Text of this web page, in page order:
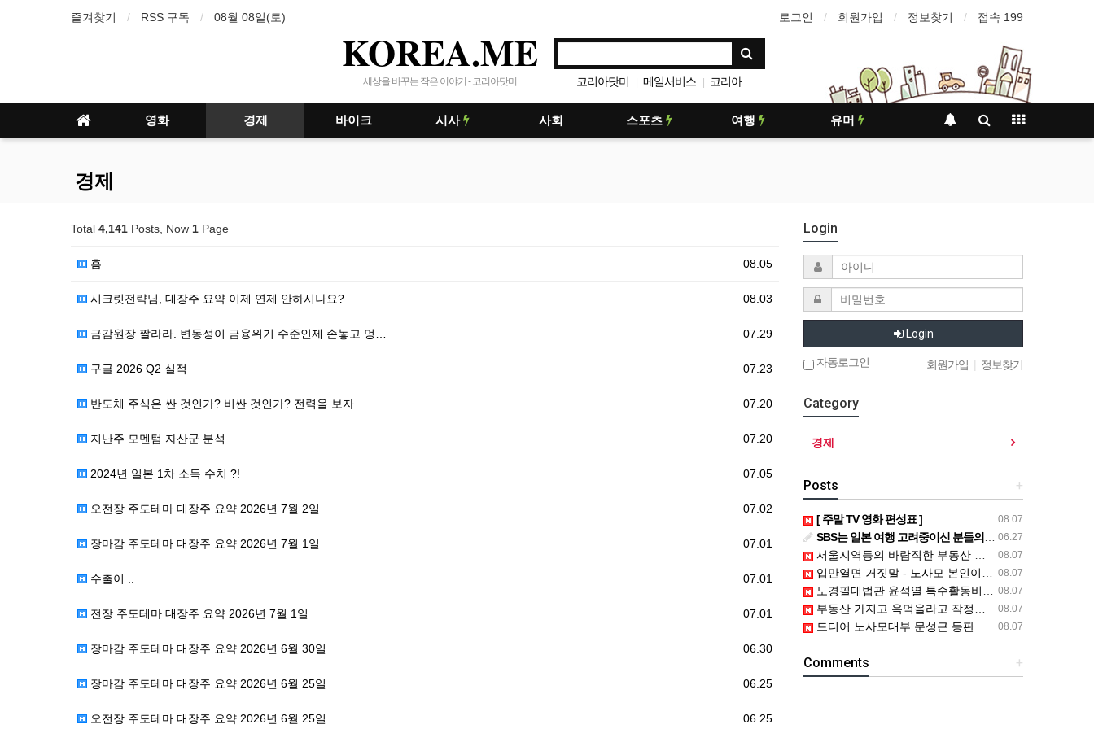
즐겨찾기 RSS 구독 08월 08일(토) 로그인 회원가입 정보찾기 접속 199
KOREA.ME
세상을 바꾸는 작은 이야기 - 코리아닷미 코리아닷미 | 메일서비스 | 코리아
영화 경제 바이크 시사 사회 스포츠 여행 유머
경제
Total 4,141 Posts, Now 1 Page
08.05
흠
08.03
시크릿전략님, 대장주 요약 이제 연제 안하시나요?
07.29
금감원장 짤라라. 변동성이 금융위기 수준인제 손놓고 멍…
07.23
구글 2026 Q2 실적
07.20
반도체 주식은 싼 것인가? 비싼 것인가? 전력을 보자
07.20
지난주 모멘텀 자산군 분석
07.05
2024년 일본 1차 소득 수치 ?!
07.02
오전장 주도테마 대장주 요약 2026년 7월 2일
07.01
장마감 주도테마 대장주 요약 2026년 7월 1일
07.01
수출이 ..
07.01
전장 주도테마 대장주 요약 2026년 7월 1일
06.30
장마감 주도테마 대장주 요약 2026년 6월 30일
06.25
장마감 주도테마 대장주 요약 2026년 6월 25일
06.25
오전장 주도테마 대장주 요약 2026년 6월 25일
Login
Login
자동로그인 회원가입 | 정보찾기
Category
경제
+
Posts
08.07
[ 주말 TV 영화 편성표 ]
06.27
SBS는 일본 여행 고려중이신 분들의 연락을 기다립니다.
08.07
서울지역등의 바람직한 부동산 주택 신속 공급 방안은..
08.07
입만열면 거짓말 - 노사모 본인이 아니라고
08.07
노경필대법관 윤석열 특수활동비 등 내역공개하라2심판결 파기환송
08.07
부동산 가지고 욕먹을라고 작정들을 한 듯
08.07
드디어 노사모대부 문성근 등판
+
Comments